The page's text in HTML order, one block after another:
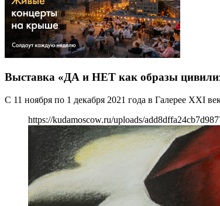
Выставка «ДА и НЕТ как образы
С 11 ноября по 1 декабря 2021 года в Галерее XXI
https://kudamoscow.ru/uploads/